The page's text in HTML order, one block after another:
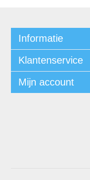
Informatie
Klantenservice
Mijn account